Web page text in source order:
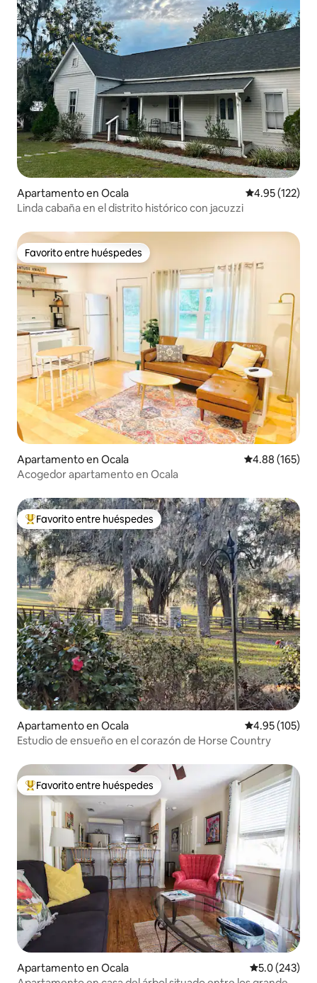
Apartamento en Ocala Calificación
4.95 (122)
Linda cabaña en el distrito histórico con jacuzzi
Favorito entre huéspedes
Favorito entre huéspedes
Apartamento en Ocala Calificación
4.88 (165)
Acogedor apartamento en Ocala
Favorito entre huéspedes preferido
Favorito entre huéspedes
Apartamento en Ocala Calificación
4.95 (105)
Estudio de ensueño en el corazón de Horse Country
Favorito entre huéspedes preferido
Favorito entre huéspedes
Apartamento en Ocala Calificación
5.0 (243)